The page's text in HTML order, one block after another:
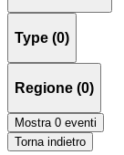
Type (0)
Regione (0)
Mostra 0 eventi
Torna indietro